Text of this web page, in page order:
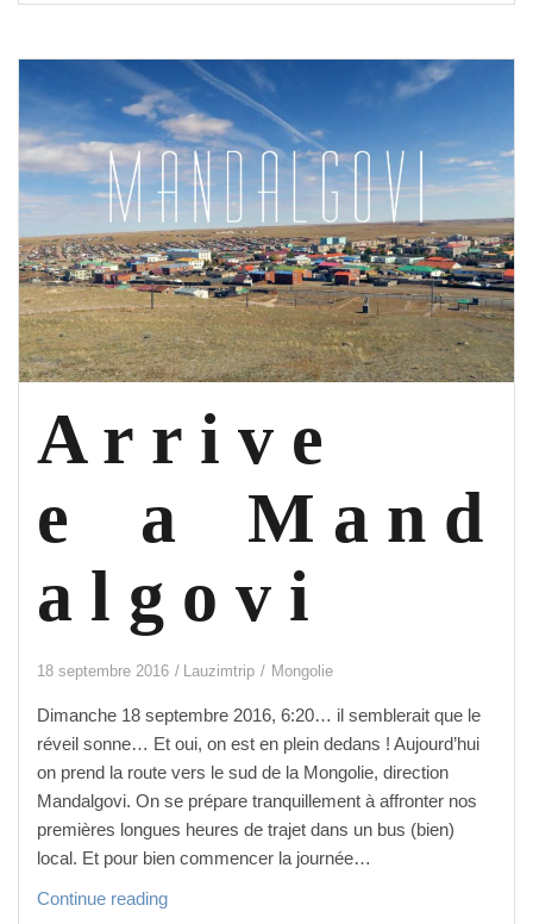
A r r i v e
e a M a n d
a l g o v i
18 septembre 2016 Lauzimtrip Mongolie
Dimanche 18 septembre 2016, 6:20… il semblerait que le
réveil sonne… Et oui, on est en plein dedans ! Aujourd’hui
on prend la route vers le sud de la Mongolie, direction
Mandalgovi. On se prépare tranquillement à affronter nos
premières longues heures de trajet dans un bus (bien)
local. Et pour bien commencer la journée…
Continue readingA